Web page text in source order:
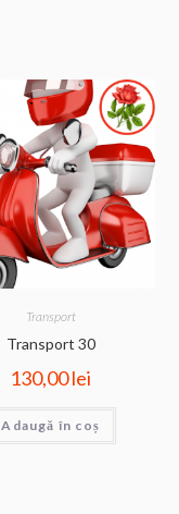
Transport
Transport 30
130,00lei
Adaugă în coș